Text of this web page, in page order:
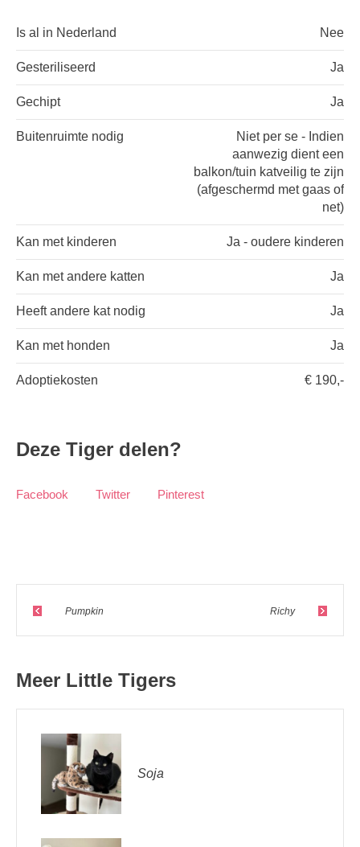
Is al in Nederland Nee
Gesteriliseerd Ja
Gechipt Ja
Buitenruimte nodig
Niet per se - Indien
aanwezig dient een
balkon/tuin katveilig te zijn
(afgeschermd met gaas of
net)
Kan met kinderen Ja - oudere kinderen
Kan met andere katten Ja
Heeft andere kat nodig Ja
Kan met honden Ja
Adoptiekosten € 190,-
Deze Tiger delen?
Facebook Twitter Pinterest
Pumpkin Richy
Meer Little Tigers
Soja